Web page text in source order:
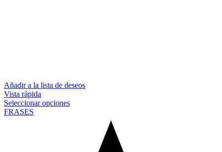
Añadir a la lista de deseos
Vista rápida
Seleccionar opciones
FRASES